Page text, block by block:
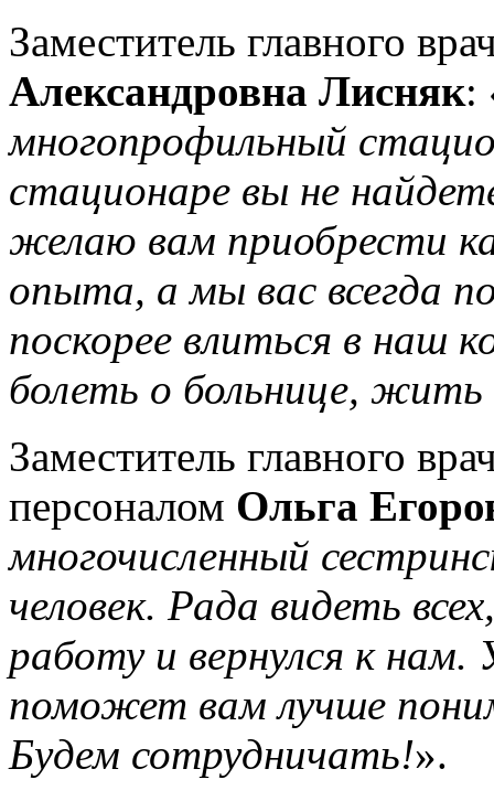
Заместитель главного
Александровна Лисняк:
многопрофильный
стационаре вы не
желаю вам приобрести
опыта, а мы вас всегда
поскорее влиться в наш
болеть о больнице, жить
Заместитель главного
персоналом Ольга
многочисленный
человек. Рада видеть
работу и вернулся к
поможет вам лучше
Будем сотрудничать!».